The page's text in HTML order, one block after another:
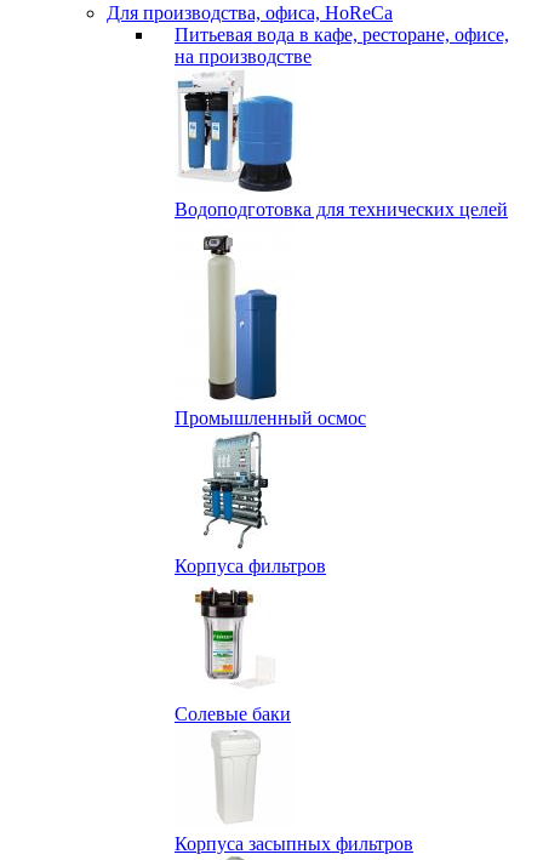
Для производства, офиса, HoReCa
Питьевая вода в кафе, ресторане, офисе,
на производстве
Водоподготовка для технических целей
Промышленный осмос
Корпуса фильтров
Солевые баки
Корпуса засыпных фильтров